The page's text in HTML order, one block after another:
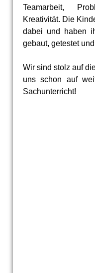
Teamarbeit,
Kreativität. Die
dabei und haben
gebaut, getestet
Wir sind stolz auf
uns schon auf
Sachunterricht!